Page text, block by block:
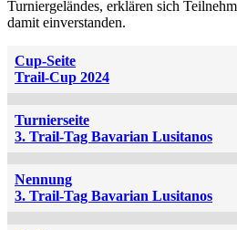
Turniergeländes, erklären sich
damit einverstanden.
Cup-Seite
Trail-Cup 2024
Turnierseite
3. Trail-Tag Bavarian Lusitanos
Nennung
3. Trail-Tag Bavarian Lusitanos